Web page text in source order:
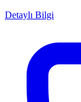
Detaylı Bilgi